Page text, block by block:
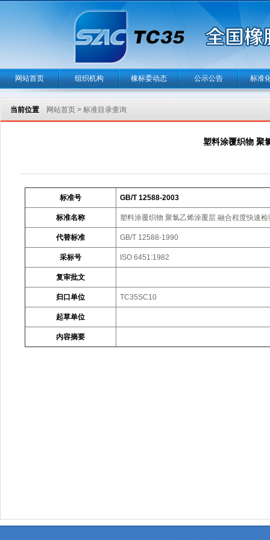
网站首页 组织机构 橡标委动态 公示公告 标准
当前位置 网站首页 > 标准目录查询
塑料涂覆织物 聚
标准号 GB/T 12588-2003
标准名称 塑料涂覆织物 聚氯乙烯涂覆层 融合程度快速检
代替标准 GB/T 12588-1990
采标号 ISO 6451:1982
复审批文
归口单位 TC35SC10
起草单位
内容摘要